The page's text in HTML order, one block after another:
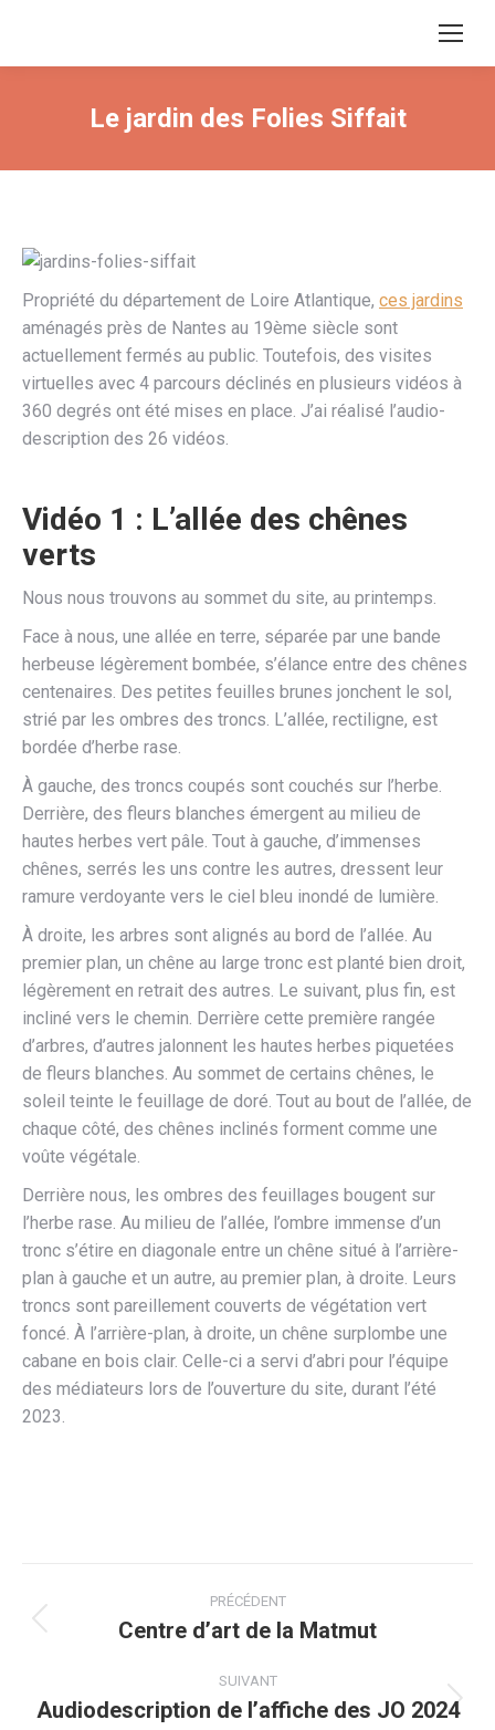
Le jardin des Folies Siffait
Propriété du département de Loire Atlantique, ces jardins
aménagés près de Nantes au 19ème siècle sont
actuellement fermés au public. Toutefois, des visites
virtuelles avec 4 parcours déclinés en plusieurs vidéos à
360 degrés ont été mises en place. J’ai réalisé l’audio-
description des 26 vidéos.
Vidéo 1 : L’allée des chênes
verts
Nous nous trouvons au sommet du site, au printemps.
Face à nous, une allée en terre, séparée par une bande
herbeuse légèrement bombée, s’élance entre des chênes
centenaires. Des petites feuilles brunes jonchent le sol,
strié par les ombres des troncs. L’allée, rectiligne, est
bordée d’herbe rase.
À gauche, des troncs coupés sont couchés sur l’herbe.
Derrière, des fleurs blanches émergent au milieu de
hautes herbes vert pâle. Tout à gauche, d’immenses
chênes, serrés les uns contre les autres, dressent leur
ramure verdoyante vers le ciel bleu inondé de lumière.
À droite, les arbres sont alignés au bord de l’allée. Au
premier plan, un chêne au large tronc est planté bien droit,
légèrement en retrait des autres. Le suivant, plus fin, est
incliné vers le chemin. Derrière cette première rangée
d’arbres, d’autres jalonnent les hautes herbes piquetées
de fleurs blanches. Au sommet de certains chênes, le
soleil teinte le feuillage de doré. Tout au bout de l’allée, de
chaque côté, des chênes inclinés forment comme une
voûte végétale.
Derrière nous, les ombres des feuillages bougent sur
l’herbe rase. Au milieu de l’allée, l’ombre immense d’un
tronc s’étire en diagonale entre un chêne situé à l’arrière-
plan à gauche et un autre, au premier plan, à droite. Leurs
troncs sont pareillement couverts de végétation vert
foncé. À l’arrière-plan, à droite, un chêne surplombe une
cabane en bois clair. Celle-ci a servi d’abri pour l’équipe
des médiateurs lors de l’ouverture du site, durant l’été
2023.
article
PRÉCÉDENT
Article
:
Centre d’art de la Matmut
SUIVANT
Article
Audiodescription de l’affiche des JO 2024